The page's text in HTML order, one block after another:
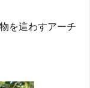
を這わすアーチ